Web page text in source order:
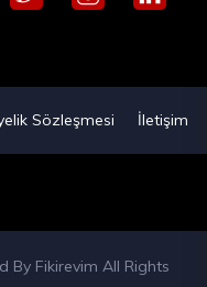
Sözleşmesi İletişim
By Fikirevim All Rights